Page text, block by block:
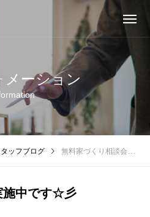
メーション
ッフブログ 無料家づくり相談会実施中です☆彡
施中です☆彡